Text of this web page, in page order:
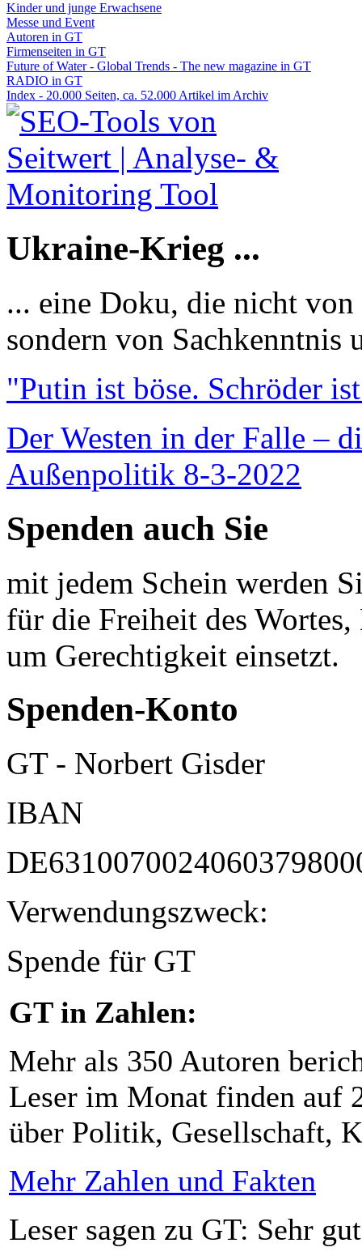
Kinder und junge Erwachsene
Messe und Event
Autoren in GT
Firmenseiten in GT
Future of Water - Global Trends - The new magazine in GT
RADIO in GT
Index - 20.000 Seiten, ca. 52.000 Artikel im Archiv
Ukraine-Krieg ...
... eine Doku, die nicht
sondern von Sachkenntnis
"Putin ist böse. Schröder
Der Westen in der Falle –
Außenpolitik 8-3-2022
Spenden auch Sie
mit jedem Schein werden
für die Freiheit des
um Gerechtigkeit einsetzt.
Spenden-Konto
GT - Norbert Gisder
IBAN
Verwendungszweck:
Spende für GT
GT in Zahlen:
Mehr als 350 Autoren
Leser im Monat finden auf
über Politik, Gesellschaft,
Mehr Zahlen und Fakten
Leser sagen zu GT: Sehr